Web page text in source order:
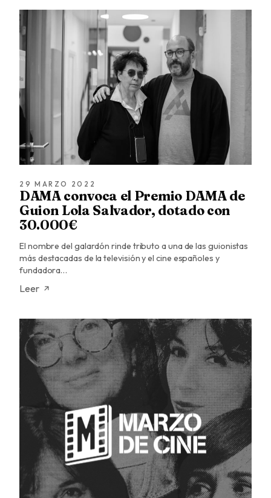
29 MARZO 2022
DAMA convoca el Premio DAMA de
Guion Lola Salvador, dotado con
30.000€
El nombre del galardón rinde tributo a una de las guionistas
más destacadas de la televisión y el cine españoles y
fundadora…
Leer